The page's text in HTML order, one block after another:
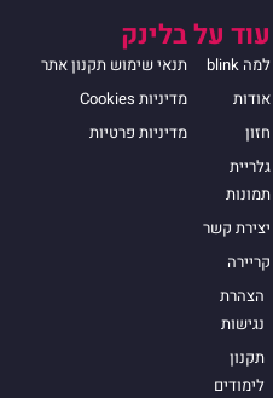
עוד על בלינק
למה blink
אודות
חזון
גלריית
תמונות
יצירת קשר
קריירה
הצהרת
נגישות
תקנון
לימודים
תנאי שימוש תקנון אתר
מדיניות Cookies
מדיניות פרטיות